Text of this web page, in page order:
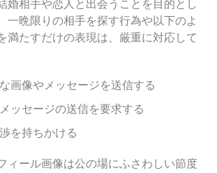
婚相手や恋人と出会うことを目的とし
一晩限りの相手を探す行為や以下のよ
満たすだけの表現は、厳重に対応して
画像やメッセージを送信する
ッセージの送信を要求する
を持ちかける
ィール画像は公の場にふさわしい節度